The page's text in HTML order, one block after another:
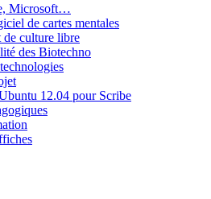
Microsoft…
de cartes mentales
de culture libre
des Biotechno
12.04 pour Scribe